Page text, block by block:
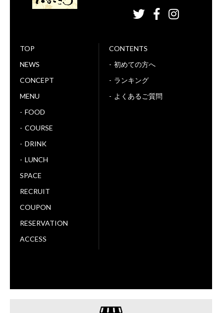
TOP
NEWS
CONCEPT
MENU
FOOD
COURSE
DRINK
LUNCH
SPACE
CONTENTS
初めての方へ
ランキング
よくあるご質問
RECRUIT
COUPON
RESERVATION
ACCESS